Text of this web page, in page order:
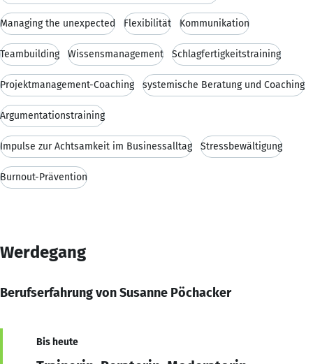
Managing the unexpected Flexibilität Kommunikation
Teambuilding Wissensmanagement Schlagfertigkeitstraining
Projektmanagement-Coaching systemische Beratung und Coaching
Argumentationstraining
Impulse zur Achtsamkeit im Businessalltag Stressbewältigung
Burnout-Prävention
Werdegang
Berufserfahrung von Susanne Pöchacker
Bis heute